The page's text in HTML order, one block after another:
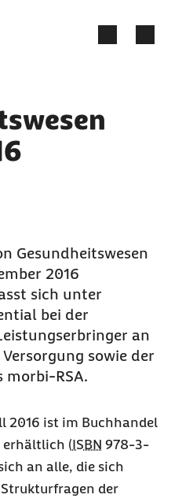
Gesundheitswesen
2016
sich unter
bei der
an
sowie der
morbi-RSA.
2016 ist im Buchhandel
erhältlich (ISBN 978-3-
an alle, die sich
der